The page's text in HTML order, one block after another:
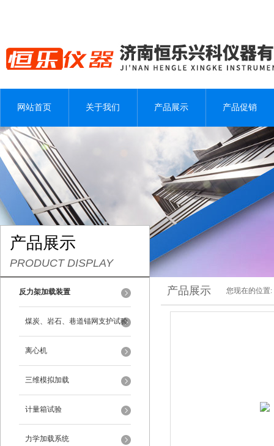
网站首页 关于我们 产品展示 产品促销
产品展示
PRODUCT DISPLAY
反力架加载装置
煤炭、岩石、巷道锚网支护试验
离心机
三维模拟加载
计量箱试验
力学加载系统
产品展示 您现在的位置: